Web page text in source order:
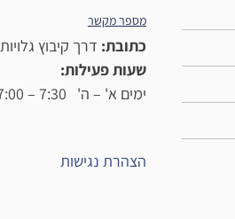
מספר מקשר
כתובת: דרך קיבוץ גלויות 9, תל אביב
שעות פעילות:
ימים א' – ה' 7:30 – 17:00
הצהרת נגישות